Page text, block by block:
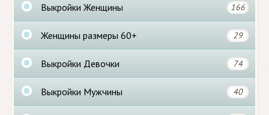
Выкройки Женщины 166
Женщины размеры 60+ 29
Выкройки Девочки 74
Выкройки Мужчины 40